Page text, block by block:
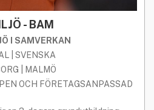
- BAM
I SAMVERKAN
| SVENSKA
| MALMÖ
OCH FÖRETAGSANPASSAD